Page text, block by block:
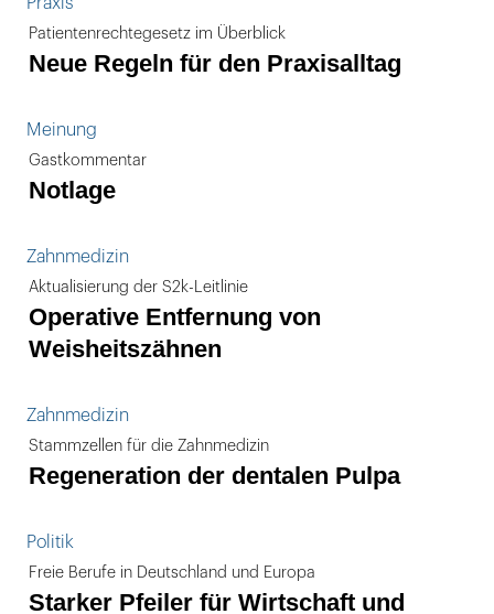
Patientenrechtegesetz im Überblick
Neue Regeln für den Praxisalltag
Meinung
Gastkommentar
Notlage
Zahnmedizin
Aktualisierung der S2k-Leitlinie
Operative Entfernung von
Weisheitszähnen
Zahnmedizin
Stammzellen für die Zahnmedizin
Regeneration der dentalen Pulpa
Politik
Freie Berufe in Deutschland und Europa
Starker Pfeiler für Wirtschaft und